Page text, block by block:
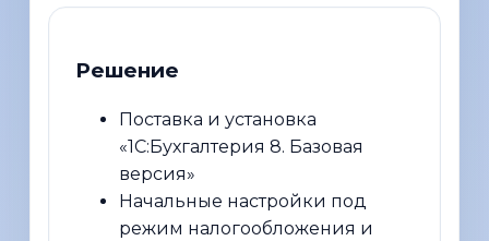
Решение
Поставка и установка
«1С:Бухгалтерия 8. Базовая
версия»
Начальные настройки под
режим налогообложения и